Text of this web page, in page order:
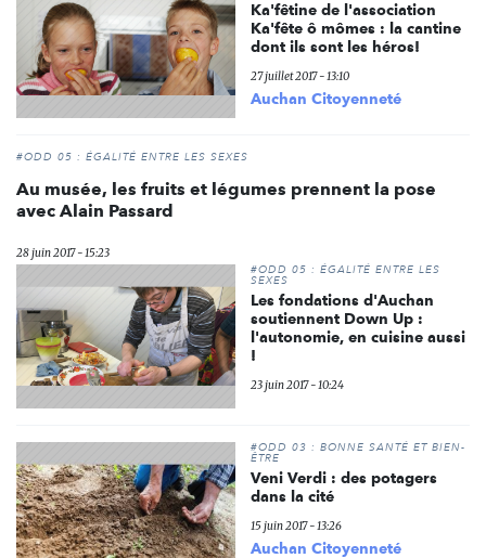
Ka'fêtine de l'association
Ka'fête ô mômes : la cantine
dont ils sont les héros!
27 juillet 2017 - 13:10
Auchan Citoyenneté
#ODD 05 : ÉGALITÉ ENTRE LES SEXES
Au musée, les fruits et légumes prennent la pose
avec Alain Passard
28 juin 2017 - 15:23
#ODD 05 : ÉGALITÉ ENTRE LES
SEXES
Les fondations d'Auchan
soutiennent Down Up :
l'autonomie, en cuisine aussi
!
23 juin 2017 - 10:24
#ODD 03 : BONNE SANTÉ ET BIEN-
ÊTRE
Veni Verdi : des potagers
dans la cité
15 juin 2017 - 13:26
Auchan Citoyenneté